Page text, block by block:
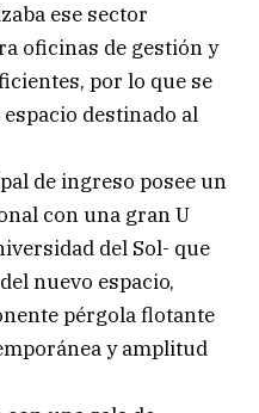
ese sector
oficinas de gestión y
por lo que se
destinado al
de ingreso posee un
con una gran U
del Sol- que
nuevo espacio,
pérgola flotante
y amplitud